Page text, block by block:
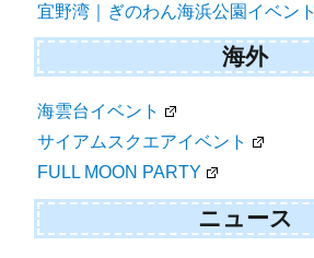
宜野湾｜ぎのわん海浜公園イベント
海外
海雲台イベント
サイアムスクエアイベント
FULL MOON PARTY
ニュース